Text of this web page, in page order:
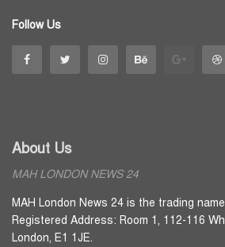
Follow Us
About Us
MAH LONDON NEWS 24
MAH London News 24 is the trading
Registered Address: Room 1, 112-116
London, E1 1JE.